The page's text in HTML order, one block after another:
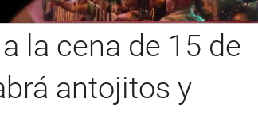
la cena de 15 de
antojitos y